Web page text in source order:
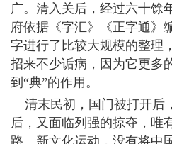
广。清入关后，经过六十馀
府依据《字汇》《正字通》
字进行了比较大规模的整理
招来不少诟病，因为它更多
到“典”的作用。
清末民初，国门被打开后
后，又面临列强的掠夺，唯